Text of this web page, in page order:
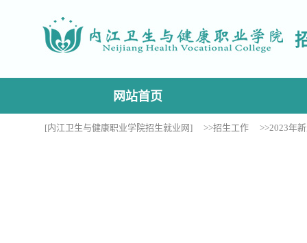
网站首页
[内江卫生与健康职业学院招生就业网] >>招生工作 >>2023年